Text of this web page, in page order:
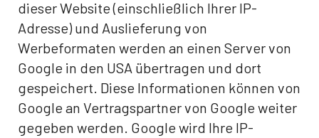
dieser Website (einschließlich Ihrer IP-
Adresse) und Auslieferung von
Werbeformaten werden an einen Server von
Google in den USA übertragen und dort
gespeichert. Diese Informationen können von
Google an Vertragspartner von Google weiter
gegeben werden. Google wird Ihre IP-